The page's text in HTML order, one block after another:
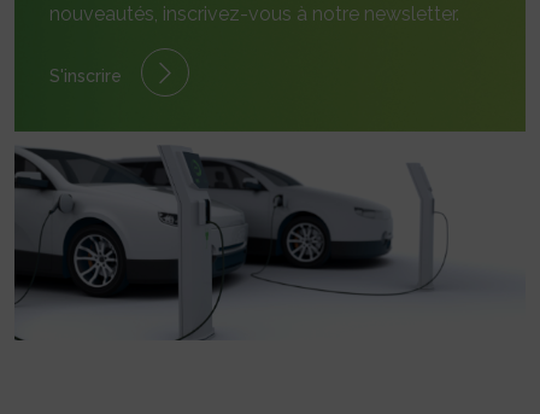
nouveautés, inscrivez-vous à notre newsletter.
S'inscrire